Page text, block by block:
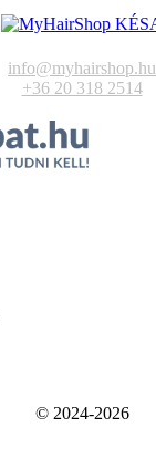
info@myhairshop.hu
+36 20 318 2514
© 2024-2026